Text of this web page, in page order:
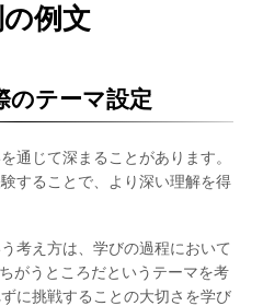
例文
のテーマ設定
通じて深まることがあります。
することで、より深い理解を得
考え方は、学びの過程において
がうところだというテーマを考
に挑戦することの大切さを学び